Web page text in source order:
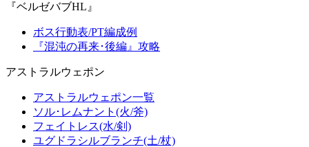
『ベルゼバブHL』
ボス行動表/PT編成例
『混沌の再来･後編』攻略
アストラルウェポン
アストラルウェポン一覧
ソル･レムナント(火/斧)
フェイトレス(水/剣)
ユグドラシルブランチ(土/杖)